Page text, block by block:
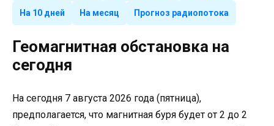
На 10 дней На месяц Прогноз радиопотока
Геомагнитная обстановка на
сегодня
На сегодня 7 августа 2026 года (пятница),
предполагается, что магнитная буря будет от 2 до 2